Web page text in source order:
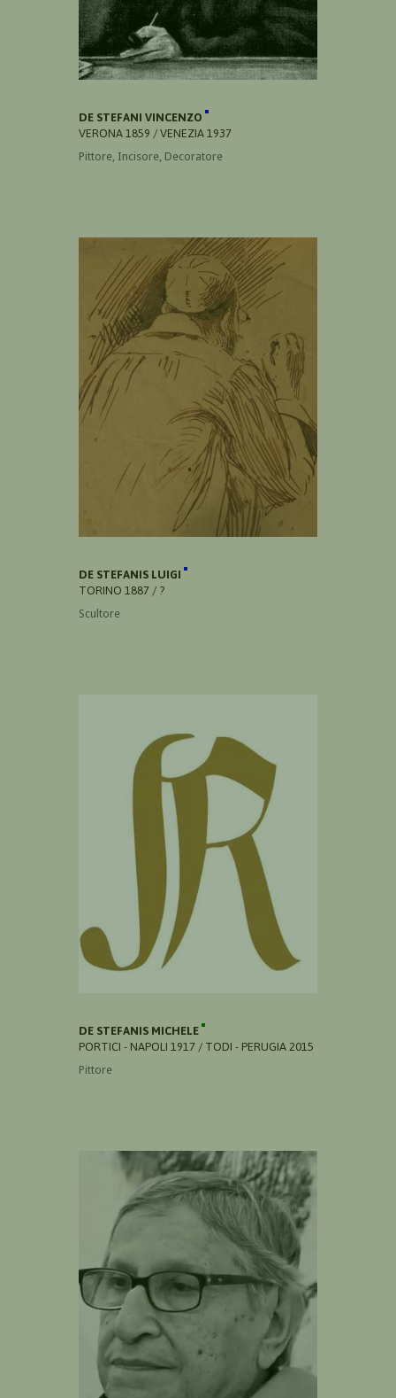
DE STEFANI VINCENZO
VERONA 1859 / VENEZIA 1937
Pittore, Incisore, Decoratore
DE STEFANIS LUIGI
TORINO 1887 / ?
Scultore
DE STEFANIS MICHELE
PORTICI - NAPOLI 1917 / TODI - PERUGIA 2015
Pittore